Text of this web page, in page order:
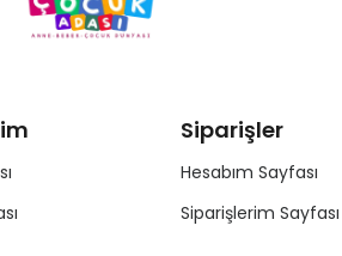
Siparişler
Hesabım Sayfası
Siparişlerim Sayfası